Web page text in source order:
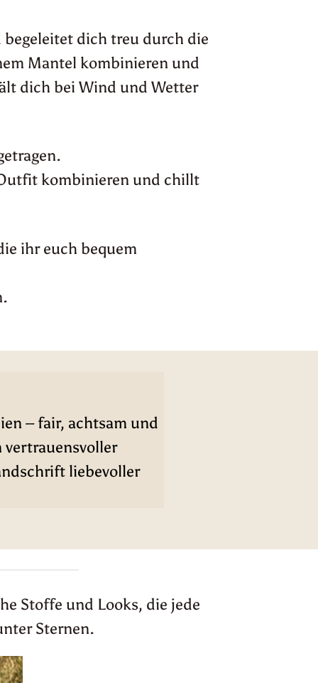
begeleitet dich treu durch die
Mantel kombinieren und
dich bei Wind und Wetter
kombinieren und chillt
ihr euch bequem
– fair, achtsam und
vertrauensvoller
liebevoller
Stoffe und Looks, die jede
Sternen.